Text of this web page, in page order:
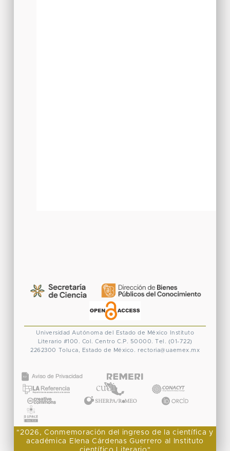
Universidad Autónoma del Estado de México
Instituto
Literario #100. Col. Centro C.P. 50000. Tel. (01-722)
2262300 Toluca, Estado de México. rectoria@uaemex.mx
"2026, Conmemoración del ingreso de la científica y
académica Elena Cárdenas Guerrero al Instituto